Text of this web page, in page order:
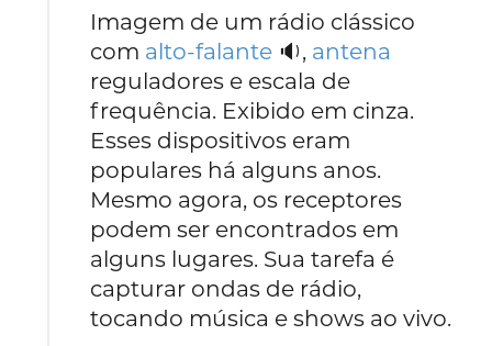
Imagem de um rádio clássico
com alto-falante 🔉, antena
reguladores e escala de
frequência. Exibido em cinza.
Esses dispositivos eram
populares há alguns anos.
Mesmo agora, os receptores
podem ser encontrados em
alguns lugares. Sua tarefa é
capturar ondas de rádio,
tocando música e shows ao vivo.